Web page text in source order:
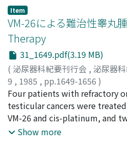
and ADM followed by bilateral
node dissection. The preaortic
pathologically, yolk sac
carcinoma, which
nor necrosis despite
value after the chemotherapy.
AFP value and no evidence of
months after the lymph node
the discrepancy between the
marker after the
alteration. Furthermore, the
Item
VM-26による難治性睾丸
Therapy
31_1649.pdf(3.19 MB)
( 泌尿器科紀要刊行会 , 泌尿器
9 , 1985 , pp.1649-1656 )
三木, 恒治;織田, 英昭;細木, 茂;
原, 久和;宇佐美, 道之;古武, 敏彦
Hideaki;SAIKI, Shigeru;
Masao;KIYOHARA, Hisakazu
Four patients with refractory
testicular cancers were
VM-26 and cis-platinum, and
combination with radiation
Show more